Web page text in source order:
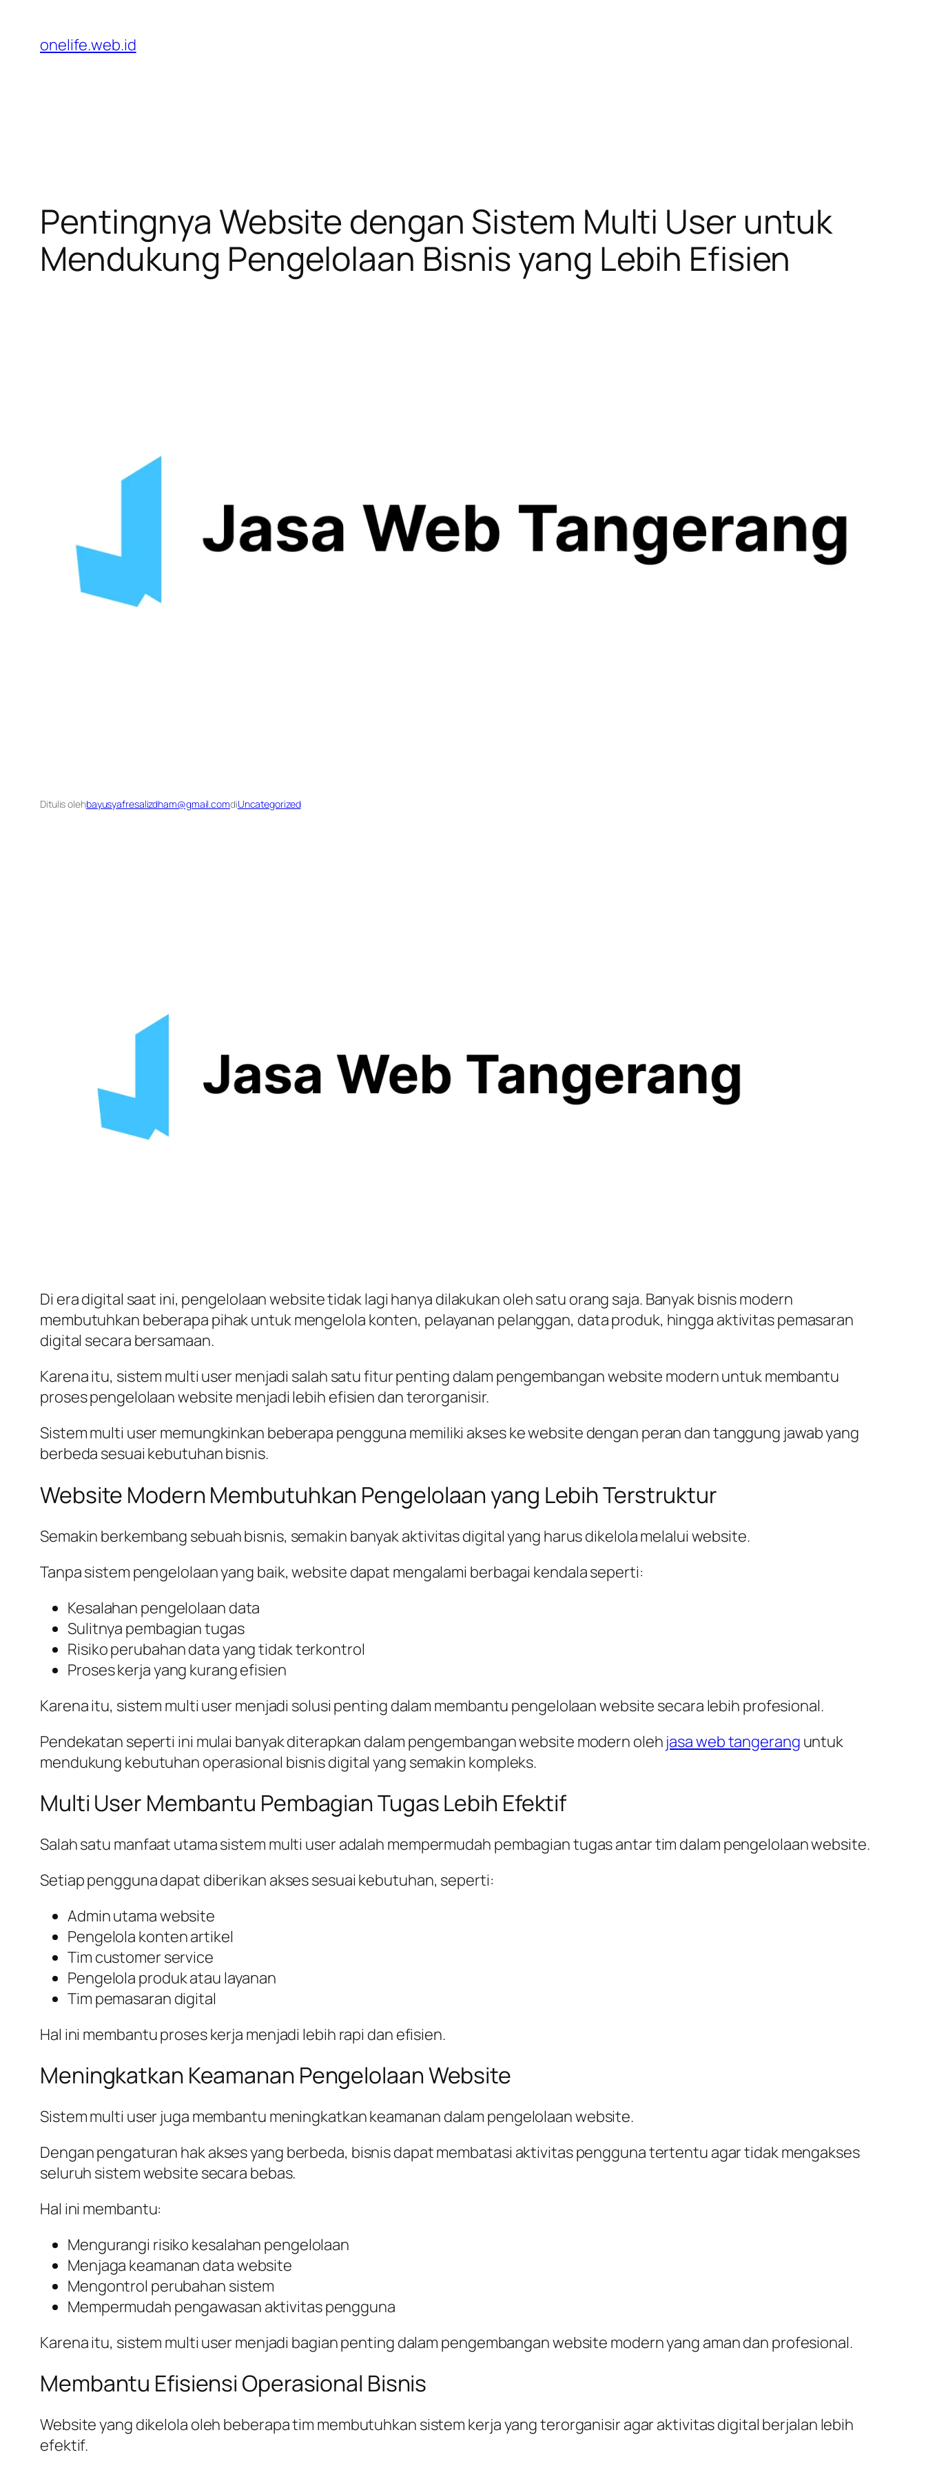
konten
onelife.web.id
Pentingnya Website dengan Sistem Multi User untuk
Mendukung Pengelolaan Bisnis yang Lebih Efisien
Ditulis olehbayusyafresalizdham@gmail.comdiUncategorized
Di era digital saat ini, pengelolaan website tidak lagi hanya dilakukan oleh satu orang saja. Banyak bisnis modern
membutuhkan beberapa pihak untuk mengelola konten, pelayanan pelanggan, data produk, hingga aktivitas pemasaran
digital secara bersamaan.
Karena itu, sistem multi user menjadi salah satu fitur penting dalam pengembangan website modern untuk membantu
proses pengelolaan website menjadi lebih efisien dan terorganisir.
Sistem multi user memungkinkan beberapa pengguna memiliki akses ke website dengan peran dan tanggung jawab yang
berbeda sesuai kebutuhan bisnis.
Website Modern Membutuhkan Pengelolaan yang Lebih Terstruktur
Semakin berkembang sebuah bisnis, semakin banyak aktivitas digital yang harus dikelola melalui website.
Tanpa sistem pengelolaan yang baik, website dapat mengalami berbagai kendala seperti:
Kesalahan pengelolaan data
Sulitnya pembagian tugas
Risiko perubahan data yang tidak terkontrol
Proses kerja yang kurang efisien
Karena itu, sistem multi user menjadi solusi penting dalam membantu pengelolaan website secara lebih profesional.
Pendekatan seperti ini mulai banyak diterapkan dalam pengembangan website modern oleh jasa web tangerang untuk
mendukung kebutuhan operasional bisnis digital yang semakin kompleks.
Multi User Membantu Pembagian Tugas Lebih Efektif
Salah satu manfaat utama sistem multi user adalah mempermudah pembagian tugas antar tim dalam pengelolaan website.
Setiap pengguna dapat diberikan akses sesuai kebutuhan, seperti:
Admin utama website
Pengelola konten artikel
Tim customer service
Pengelola produk atau layanan
Tim pemasaran digital
Hal ini membantu proses kerja menjadi lebih rapi dan efisien.
Meningkatkan Keamanan Pengelolaan Website
Sistem multi user juga membantu meningkatkan keamanan dalam pengelolaan website.
Dengan pengaturan hak akses yang berbeda, bisnis dapat membatasi aktivitas pengguna tertentu agar tidak mengakses
seluruh sistem website secara bebas.
Hal ini membantu:
Mengurangi risiko kesalahan pengelolaan
Menjaga keamanan data website
Mengontrol perubahan sistem
Mempermudah pengawasan aktivitas pengguna
Karena itu, sistem multi user menjadi bagian penting dalam pengembangan website modern yang aman dan profesional.
Membantu Efisiensi Operasional Bisnis
Website yang dikelola oleh beberapa tim membutuhkan sistem kerja yang terorganisir agar aktivitas digital berjalan lebih
efektif.